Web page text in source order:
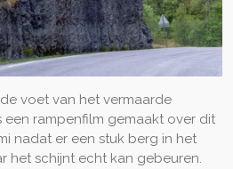
voet van het vermaarde
een rampenfilm gemaakt over dit
nadat er een stuk berg in het
het schijnt echt kan gebeuren.